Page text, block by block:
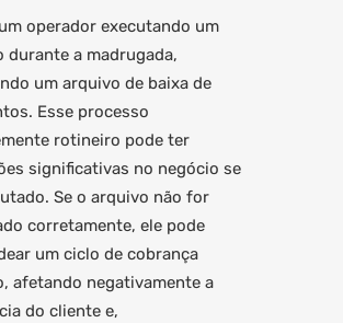
operador executando um
durante a madrugada,
um arquivo de baixa de
Esse processo
rotineiro pode ter
significativas no negócio se
Se o arquivo não for
corretamente, ele pode
um ciclo de cobrança
afetando negativamente a
do cliente e,